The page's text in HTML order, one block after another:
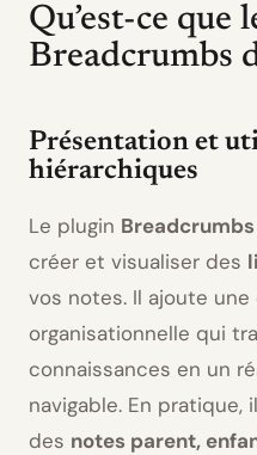
Qu’est-ce que
Breadcrumbs
Présentation et
hiérarchiques
Le plugin Breadcrumbs
créer et visualiser des
vos notes. Il ajoute une
organisationnelle qui
connaissances en un
navigable. En
des notes parent,